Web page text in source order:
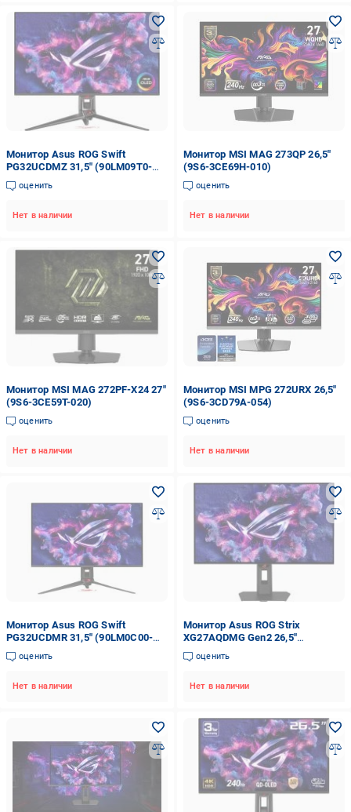
Монитор Asus ROG Swift
PG32UCDMZ 31,5" (90LM09T0-
B01371)
оценить
Нет в наличии
Монитор MSI MAG 273QP 26,5"
(9S6-3CE69H-010)
оценить
Нет в наличии
Монитор MSI MAG 272PF-X24 27"
(9S6-3CE59T-020)
оценить
Нет в наличии
Монитор MSI MPG 272URX 26,5"
(9S6-3CD79A-054)
оценить
Нет в наличии
Монитор Asus ROG Swift
PG32UCDMR 31,5" (90LM0C00-
B01971)
оценить
Нет в наличии
Монитор Asus ROG Strix
XG27AQDMG Gen2 26,5"
(90LM0CC0-B01171)
оценить
Нет в наличии